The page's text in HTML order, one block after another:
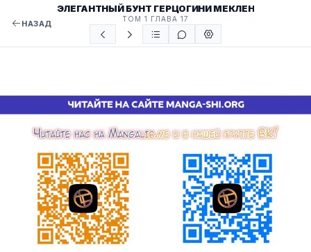
НАЗАД
ЭЛЕГАНТНЫЙ БУНТ ГЕРЦОГИНИ МЕКЛЕН
ТОМ 1 ГЛАВА 17